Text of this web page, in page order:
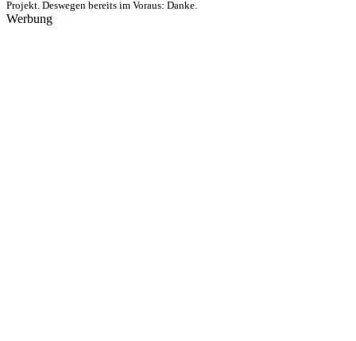
Projekt. Deswegen bereits im Voraus: Danke.
Werbung